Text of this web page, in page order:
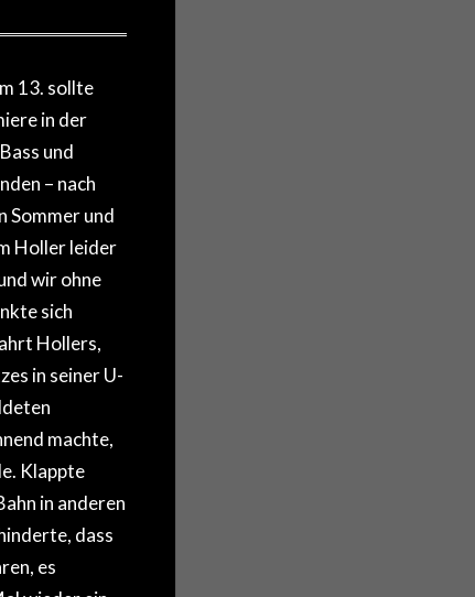
13. sollte
in der
und
– nach
Sommer und
Holler leider
wir ohne
sich
Hollers,
in seiner U-
machte,
Klappte
in anderen
dass
es